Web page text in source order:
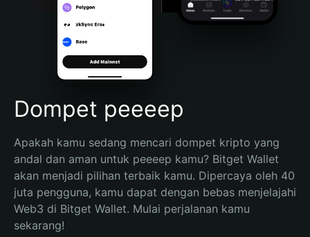
Português (Brasil)
Español (Argentina)
Dompet peeeep
Apakah kamu sedang mencari dompet kripto yang
andal dan aman untuk peeeep kamu? Bitget Wallet
akan menjadi pilihan terbaik kamu. Dipercaya oleh 40
juta pengguna, kamu dapat dengan bebas menjelajahi
Web3 di Bitget Wallet. Mulai perjalanan kamu
sekarang!